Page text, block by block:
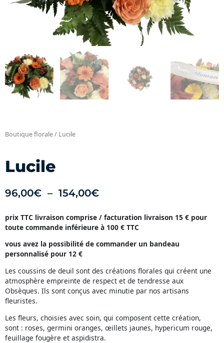
Boutique florale/ Lucile
Lucile
96,00€ – 154,00€Plage
prix :
154,00€
prix TTC livraison comprise / facturation livraison 15 € pour
toute commande inférieure à 100 € TTC
vous avez la possibilité de commander un bandeau
personnalisé pour 12 €
Les coussins de deuil sont des créations florales qui créent une
atmosphère empreinte de respect et de tendresse aux
Obsèques. Ils sont conçus avec minutie par nos artisans
fleuristes.
Les fleurs, choisies avec soin, qui composent cette création,
sont : roses, germini oranges, œillets jaunes, hypericum rouge,
feuillage fougère et aspidistra.